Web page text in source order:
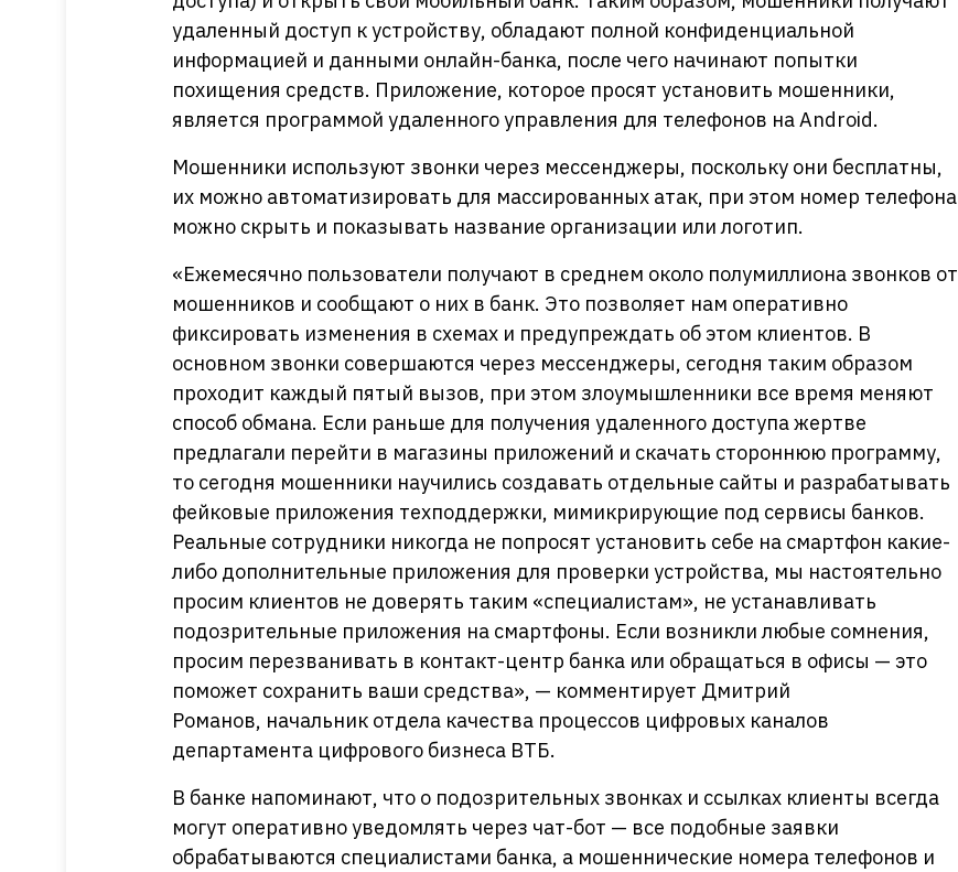
удаленный доступ к устройству, обладают полной конфиденциальной
информацией и данными онлайн-банка, после чего начинают попытки
похищения средств. Приложение, которое просят установить мошенники,
является программой удаленного управления для телефонов на Android.
Мошенники используют звонки через мессенджеры, поскольку они бесплатны,
их можно автоматизировать для массированных атак, при этом номер телефона
можно скрыть и показывать название организации или логотип.
«Ежемесячно пользователи получают в среднем около полумиллиона звонков от
мошенников и сообщают о них в банк. Это позволяет нам оперативно
фиксировать изменения в схемах и предупреждать об этом клиентов. В
основном звонки совершаются через мессенджеры, сегодня таким образом
проходит каждый пятый вызов, при этом злоумышленники все время меняют
способ обмана. Если раньше для получения удаленного доступа жертве
предлагали перейти в магазины приложений и скачать стороннюю программу,
то сегодня мошенники научились создавать отдельные сайты и разрабатывать
фейковые приложения техподдержки, мимикрирующие под сервисы банков.
Реальные сотрудники никогда не попросят установить себе на смартфон какие-
либо дополнительные приложения для проверки устройства, мы настоятельно
просим клиентов не доверять таким «специалистам», не устанавливать
подозрительные приложения на смартфоны. Если возникли любые сомнения,
просим перезванивать в контакт-центр банка или обращаться в офисы — это
поможет сохранить ваши средства», — комментирует Дмитрий
Романов, начальник отдела качества процессов цифровых каналов
департамента цифрового бизнеса ВТБ.
В банке напоминают, что о подозрительных звонках и ссылках клиенты всегда
могут оперативно уведомлять через чат-бот — все подобные заявки
обрабатываются специалистами банка, а мошеннические номера телефонов и